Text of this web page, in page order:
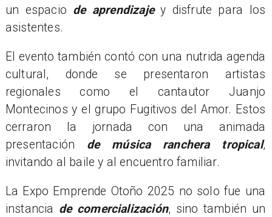
un espacio de aprendizajey disfrute para los
asistentes.
El evento también contó con una nutrida agenda
cultural, donde se presentaron artistas
regionales como el cantautor Juanjo
Montecinos y el grupo Fugitivos del Amor. Estos
cerraron la jornada con una animada
presentación de música ranchera tropical,
invitando al baile y al encuentro familiar.
La Expo Emprende Otoño 2025 no solo fue una
instancia de comercialización, sino también un